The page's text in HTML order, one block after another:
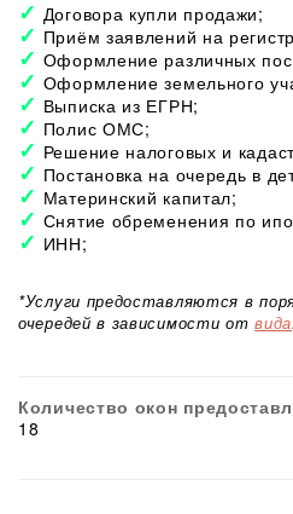
Договора купли продажи;
Приём заявлений на
Оформление различных
Оформление земельного
Выписка из ЕГРН;
Полис ОМС;
Решение налоговых и
Постановка на очередь в
Материнский капитал;
Снятие обременения по
ИНН;
*Услуги предоставляются в
очередей в зависимости отвида.
Количество окон
18